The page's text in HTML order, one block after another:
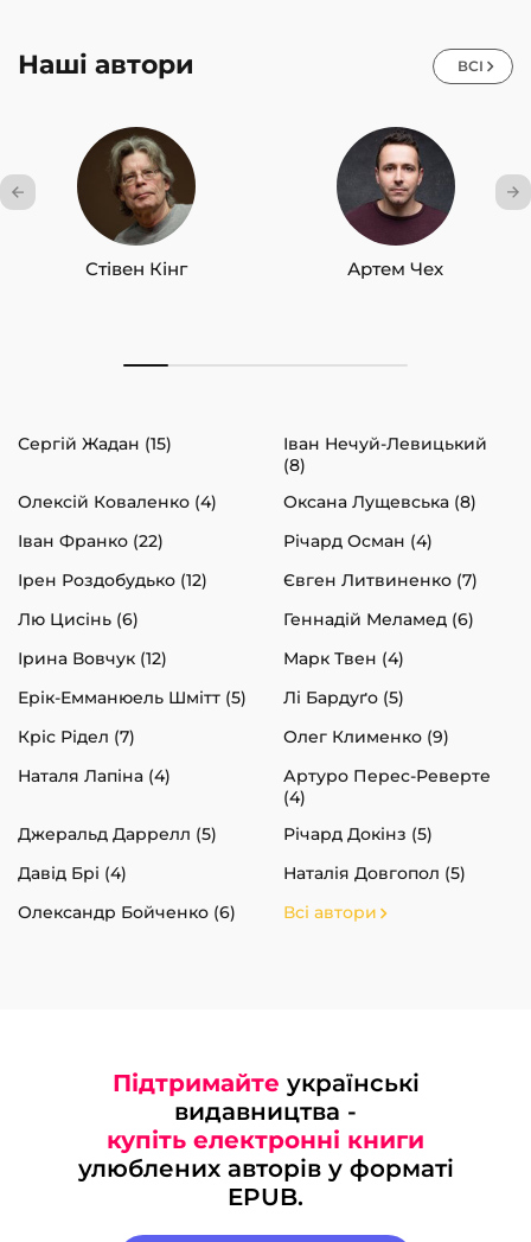
Наші автори ВСІ
Стівен Кінг Артем Чех
Сергій Жадан (15)
Іван Нечуй-Левицький
(8)
Олексій Коваленко (4)
Оксана Лущевська (8)
Іван Франко (22)
Річард Осман (4)
Ірен Роздобудько (12)
Євген Литвиненко (7)
Лю Цисінь (6)
Геннадій Меламед (6)
Ірина Вовчук (12)
Марк Твен (4)
Ерік-Емманюель Шмітт (5)
Лі Бардуґо (5)
Кріс Рідел (7)
Олег Клименко (9)
Наталя Лапіна (4)
Артуро Перес-Реверте
(4)
Джеральд Даррелл (5)
Річард Докінз (5)
Давід Брі (4)
Наталія Довгопол (5)
Олександр Бойченко (6)
Всі автори
Підтримайте українські
видавництва -
купіть електронні книги
улюблених авторів у форматі
EPUB.